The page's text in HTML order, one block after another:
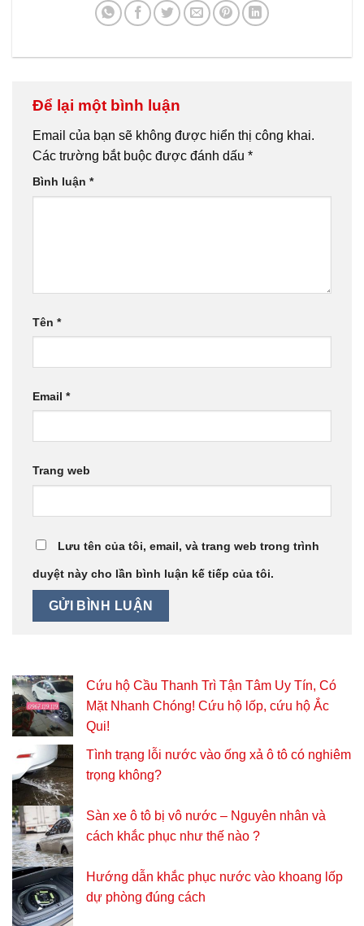
Để lại một bình luận
Email của bạn sẽ không được hiển thị công khai.
Các trường bắt buộc được đánh dấu *
Bình luận *
Tên *
Email *
Trang web
Lưu tên của tôi, email, và trang web trong trình
duyệt này cho lần bình luận kế tiếp của tôi.
Cứu hộ Cầu Thanh Trì Tận Tâm Uy Tín, Có
Mặt Nhanh Chóng! Cứu hộ lốp, cứu hộ Ắc
Qui!
Tình trạng lỗi nước vào ống xả ô tô có nghiêm
trọng không?
Sàn xe ô tô bị vô nước – Nguyên nhân và
cách khắc phục như thế nào ?
Hướng dẫn khắc phục nước vào khoang lốp
dự phòng đúng cách